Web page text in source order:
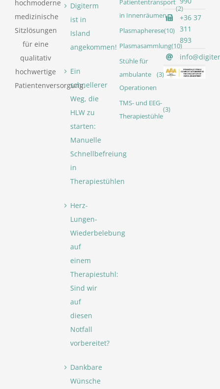
hochmoderne
medizinische
Sitzlösungen
für eine
qualitativ
hochwertige
Patientenversorgung.
Digiterm
ist in
Island
angekommen!
Ein
schnellerer
Weg, die
HLW zu
starten:
Manuelle
Schnellbefreiung
in
Therapiestühlen
Herz-
Lungen-
Wiederbelebung
auf
einem
Therapiestuhl:
Sind wir
auf
diesen
Notfall
vorbereitet?
Dankbare
Wünsche
Patiententransport
in Innenräumen
(2)
Plasmapherese(10)
Plasmasammlung(10)
Stühle für
ambulante
Operationen
(3)
TMS- und EEG-
Therapiestühle
(3)
+36 37
311
893